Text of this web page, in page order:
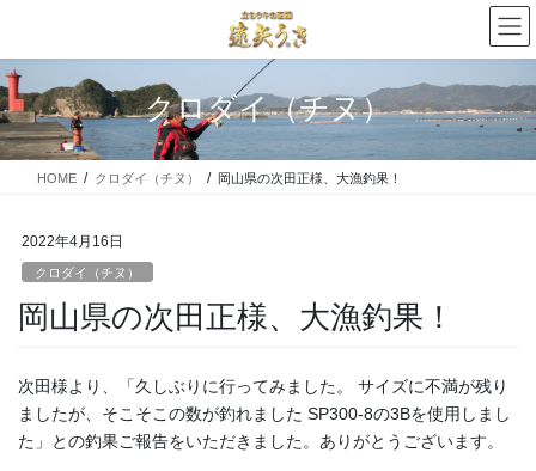
テ
ン
ツ
に
移
ゲ
ー
シ
ョ
ン
クロダイ（チヌ）
HOME クロダイ（チヌ） 岡山県の次田正様、大漁釣果！
2022年4月16日
クロダイ（チヌ）
岡山県の次田正様、大漁釣果！
次田様より、「久しぶりに行ってみました。 サイズに不満が残り
ましたが、そこそこの数が釣れました SP300‐8の3Bを使用しまし
た」との釣果ご報告をいただきました。ありがとうございます。